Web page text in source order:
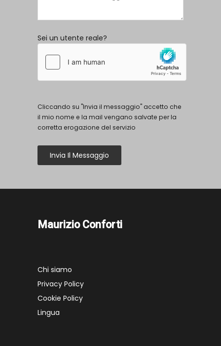
Sei un utente reale?
Cliccando su "Invia il messaggio" accetto che
il mio nome e la mail vengano salvate per la
corretta erogazione del servizio
Invia Il Messaggio
Maurizio Conforti
Chi siamo
Privacy Policy
Cookie Policy
Lingua